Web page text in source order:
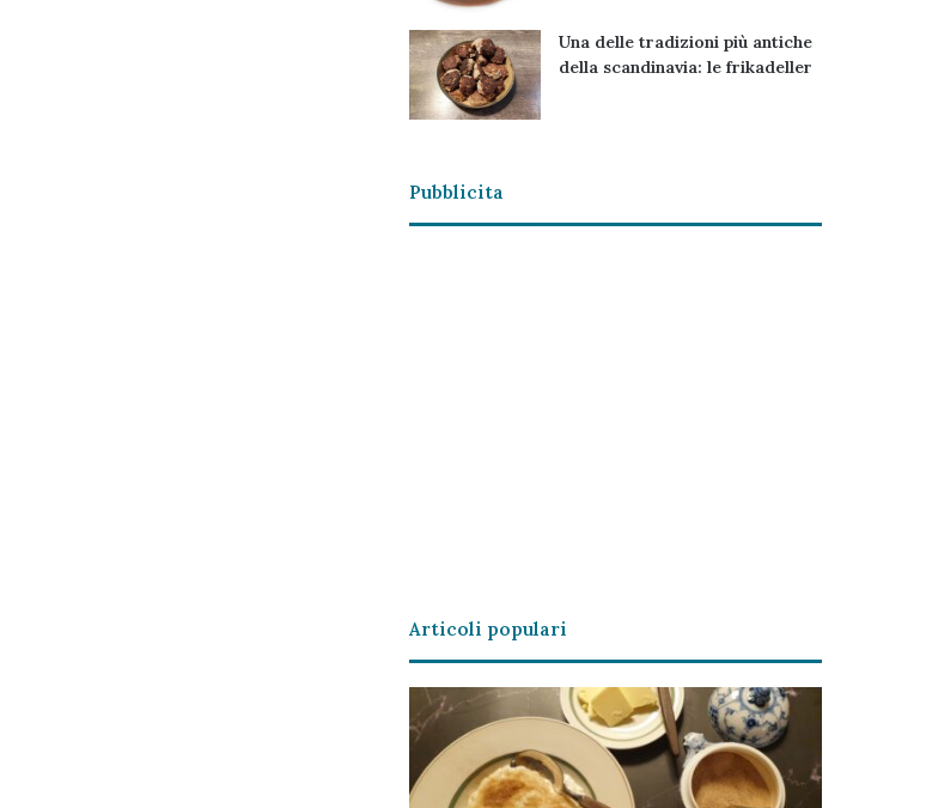
Una delle tradizioni più antiche
della scandinavia: le frikadeller
Pubblicita
Articoli populari